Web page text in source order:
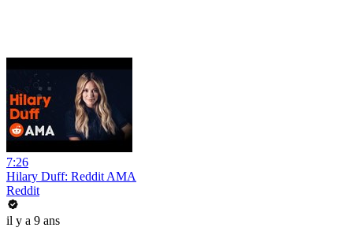
7:26
Hilary Duff: Reddit AMA
Reddit
il y a 9 ans